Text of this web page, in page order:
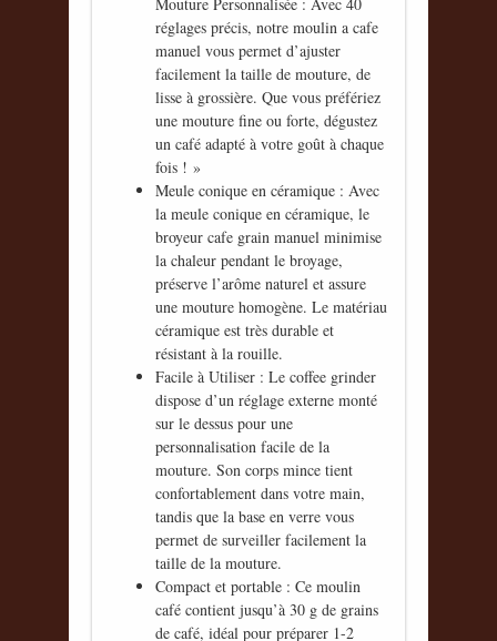
réglages précis, notre moulin a cafe
manuel vous permet d’ajuster
facilement la taille de mouture, de
lisse à grossière. Que vous préfériez
une mouture fine ou forte, dégustez
un café adapté à votre goût à chaque
fois ! »
Meule conique en céramique : Avec
la meule conique en céramique, le
broyeur cafe grain manuel minimise
la chaleur pendant le broyage,
préserve l’arôme naturel et assure
une mouture homogène. Le matériau
céramique est très durable et
résistant à la rouille.
Facile à Utiliser : Le coffee grinder
dispose d’un réglage externe monté
sur le dessus pour une
personnalisation facile de la
mouture. Son corps mince tient
confortablement dans votre main,
tandis que la base en verre vous
permet de surveiller facilement la
taille de la mouture.
Compact et portable : Ce moulin
café contient jusqu’à 30 g de grains
de café, idéal pour préparer 1-2